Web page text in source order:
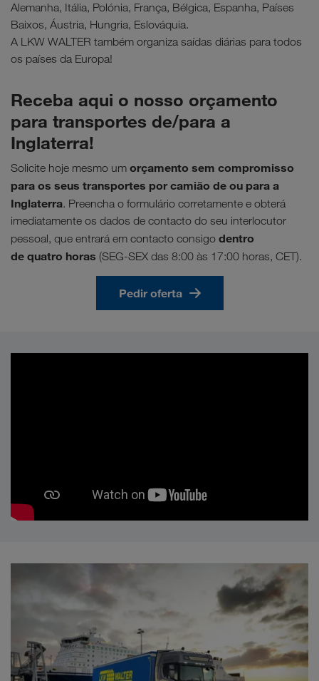
Alemanha, Itália, Polónia, França, Bélgica, Espanha, Países
Baixos, Áustria, Hungria, Eslováquia.
A LKW WALTER também organiza saídas diárias para todos
os países da Europa!
Receba aqui o nosso orçamento
para transportes de/para a
Inglaterra!
Solicite hoje mesmo um orçamento sem compromisso
para os seus transportes por camião de ou para a
Inglaterra. Preencha o formulário corretamente e obterá
imediatamente os dados de contacto do seu interlocutor
pessoal, que entrará em contacto consigo dentro
de quatro horas (SEG-SEX das 8:00 às 17:00 horas, CET).
Pedir oferta